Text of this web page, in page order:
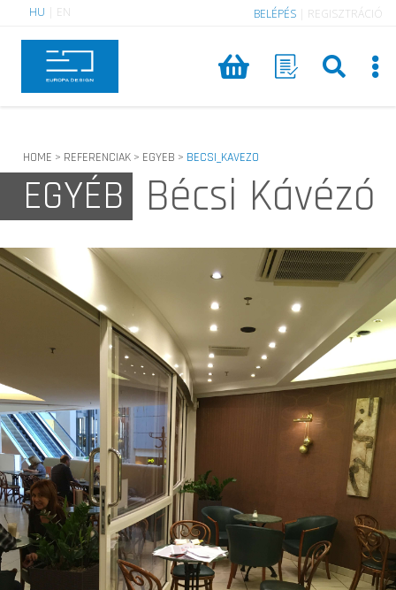
HU EN BELÉPÉS REGISZTRÁCIÓ
HOME > REFERENCIAK > EGYEB > BECSI_KAVEZO
EGYÉB Bécsi Kávézó